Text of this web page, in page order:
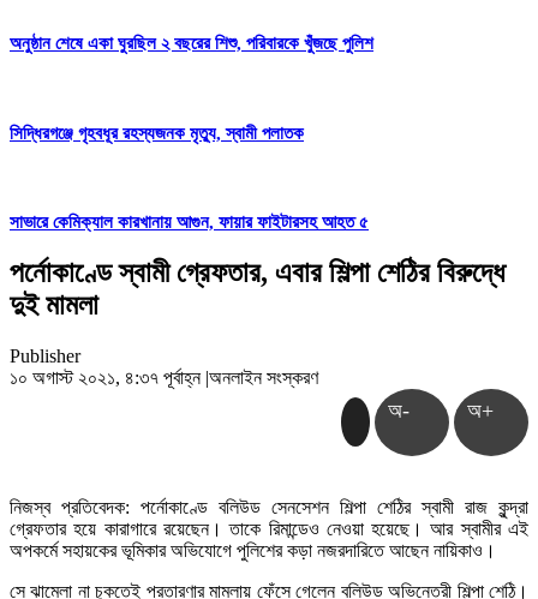
অনুষ্ঠান শেষে একা ঘুরছিল ২ বছরের শিশু, পরিবারকে খুঁজছে পুলিশ
সিদ্ধিরগঞ্জে গৃহবধূর রহস্যজনক মৃত্যু, স্বামী পলাতক
সাভারে কেমিক্যাল কারখানায় আগুন, ফায়ার ফাইটারসহ আহত ৫
পর্নোকাণ্ডে স্বামী গ্রেফতার, এবার শিল্পা শেঠির বিরুদ্ধে
দুই মামলা
Publisher
১০ অগাস্ট ২০২১, ৪:৩৭ পূর্বাহ্ন |অনলাইন সংস্করণ
অ- অ+
নিজস্ব প্রতিবেদক: পর্নোকাণ্ডে বলিউড সেনসেশন শিল্পা শেঠির স্বামী রাজ কুন্দ্রা
গ্রেফতার হয়ে কারাগারে রয়েছেন। তাকে রিমান্ডেও নেওয়া হয়েছে। আর স্বামীর এই
অপকর্মে সহায়কের ভূমিকার অভিযোগে পুলিশের কড়া নজরদারিতে আছেন নায়িকাও।
সে ঝামেলা না চুকতেই প্রতারণার মামলায় ফেঁসে গেলেন বলিউড অভিনেত্রী শিল্পা শেঠি।